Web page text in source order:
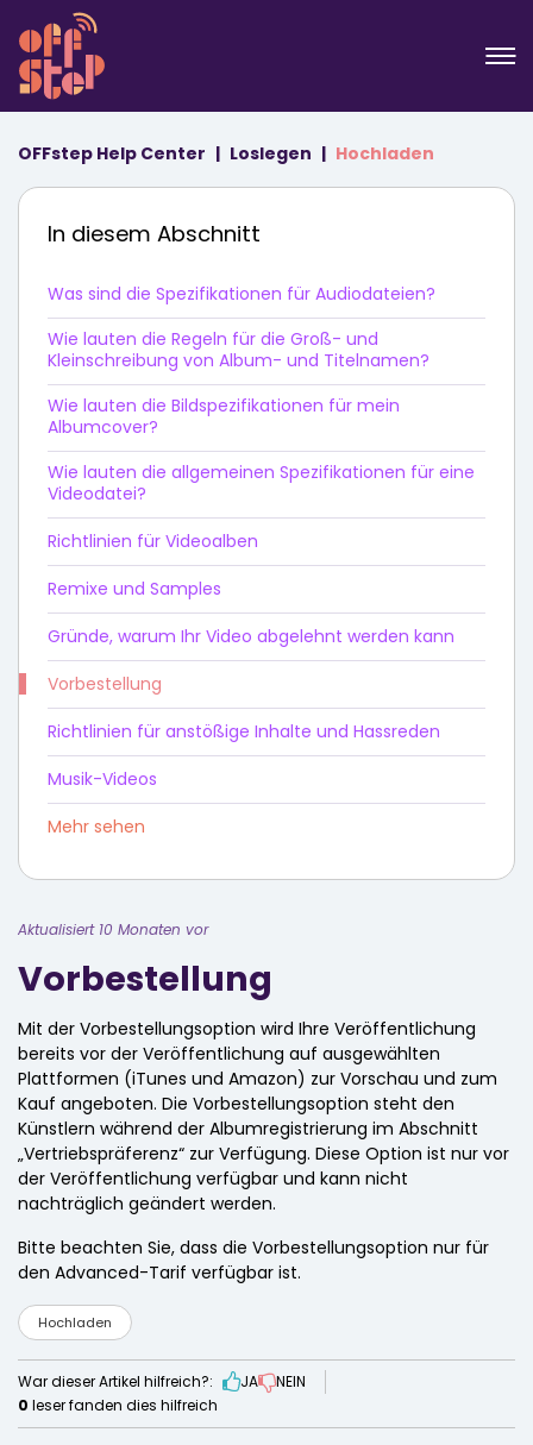
OFFstep Help Center Loslegen Hochladen
In diesem Abschnitt
Was sind die Spezifikationen für Audiodateien?
Wie lauten die Regeln für die Groß- und
Kleinschreibung von Album- und Titelnamen?
Wie lauten die Bildspezifikationen für mein
Albumcover?
Wie lauten die allgemeinen Spezifikationen für eine
Videodatei?
Richtlinien für Videoalben
Remixe und Samples
Gründe, warum Ihr Video abgelehnt werden kann
Vorbestellung
Richtlinien für anstößige Inhalte und Hassreden
Musik-Videos
Mehr sehen
Aktualisiert 10 Monaten vor
Vorbestellung
Mit der Vorbestellungsoption wird Ihre Veröffentlichung
bereits vor der Veröffentlichung auf ausgewählten
Plattformen (iTunes und Amazon) zur Vorschau und zum
Kauf angeboten. Die Vorbestellungsoption steht den
Künstlern während der Albumregistrierung im Abschnitt
„Vertriebspräferenz“ zur Verfügung. Diese Option ist nur vor
der Veröffentlichung verfügbar und kann nicht
nachträglich geändert werden.
Bitte beachten Sie, dass die Vorbestellungsoption nur für
den Advanced-Tarif verfügbar ist.
Hochladen
War dieser Artikel hilfreich?: JA
NEIN
0 leser fanden dies hilfreich